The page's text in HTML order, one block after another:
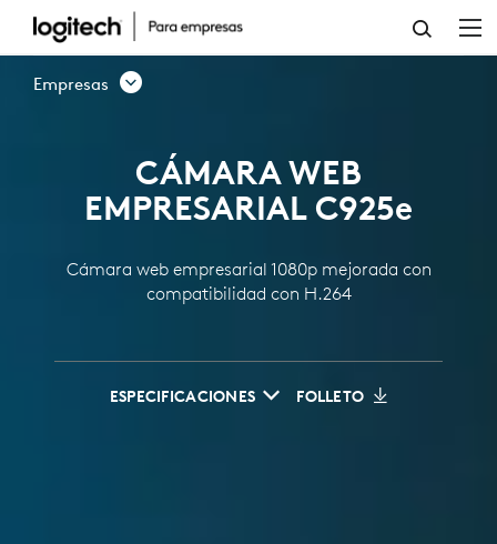
CÁMARA
WEB
1080P
Empresas
CÁMARA WEB
EMPRESARIAL C925e
Cámara web empresarial 1080p mejorada con
compatibilidad con H.264
ESPECIFICACIONES FOLLETO